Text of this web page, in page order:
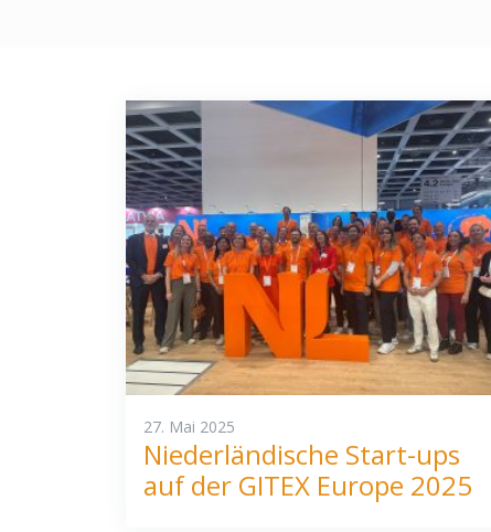
27. Mai 2025
Niederländische Start-ups
auf der GITEX Europe 2025